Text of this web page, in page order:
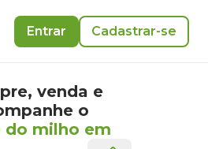
Entrar Cadastrar-se
venda e
o
do milho em